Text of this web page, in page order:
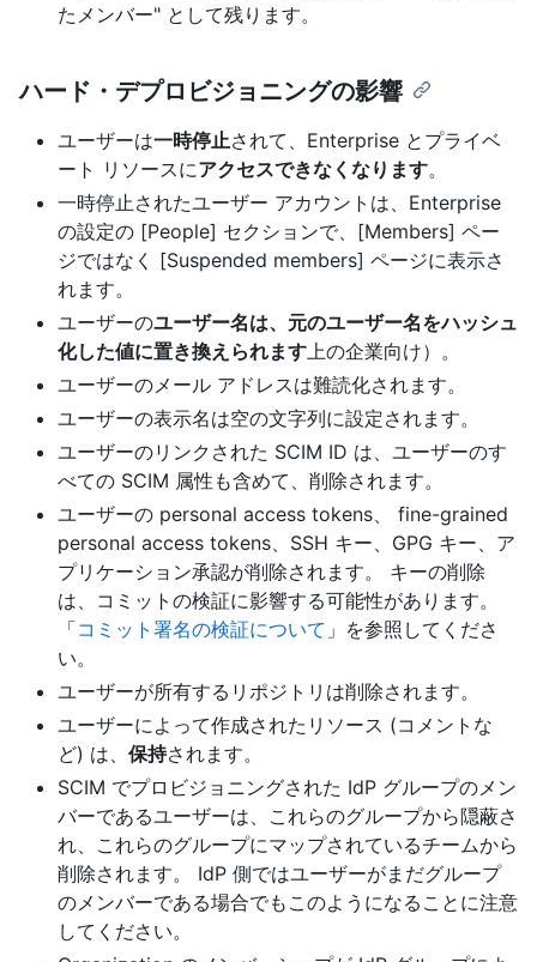
たメンバー" として残ります。
ハード・デプロビジョニングの影響
ユーザーは一時停止されて、Enterprise とプライベ
ート リソースにアクセスできなくなります。
一時停止されたユーザー アカウントは、Enterprise
の設定の [People] セクションで、[Members] ペー
ジではなく [Suspended members] ページに表示さ
れます。
ユーザーのユーザー名は、元のユーザー名をハッシュ
化した値に置き換えられます上の企業向け）。
ユーザーのメール アドレスは難読化されます。
ユーザーの表示名は空の文字列に設定されます。
ユーザーのリンクされた SCIM ID は、ユーザーのす
べての SCIM 属性も含めて、削除されます。
ユーザーの personal access tokens、 fine-grained
personal access tokens、SSH キー、GPG キー、ア
プリケーション承認が削除されます。 キーの削除
は、コミットの検証に影響する可能性があります。
「コミット署名の検証について 」を参照してくださ
い。
ユーザーが所有するリポジトリは削除されます。
ユーザーによって作成されたリソース (コメントな
ど) は、 保持されます。
SCIM でプロビジョニングされた IdP グループのメン
バーであるユーザーは、これらのグループから隠蔽さ
れ、これらのグループにマップされているチームから
削除されます。 IdP 側ではユーザーがまだグループ
のメンバーである場合でもこのようになることに注意
してください。